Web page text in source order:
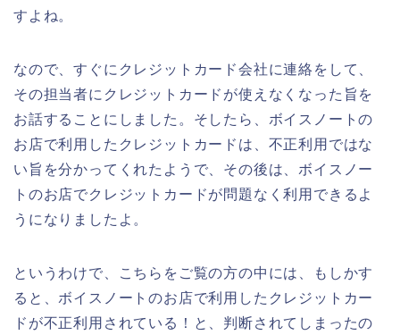
すよね。
なので、すぐにクレジットカード会社に連絡をして、
その担当者にクレジットカードが使えなくなった旨を
お話することにしました。そしたら、ボイスノートの
お店で利用したクレジットカードは、不正利用ではな
い旨を分かってくれたようで、その後は、ボイスノー
トのお店でクレジットカードが問題なく利用できるよ
うになりましたよ。
というわけで、こちらをご覧の方の中には、もしかす
ると、ボイスノートのお店で利用したクレジットカー
ドが不正利用されている！と、判断されてしまったの